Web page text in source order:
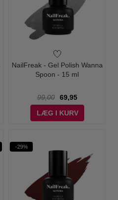
NailFreak - Gel Polish Wanna
Spoon - 15 ml
99,00
69,95
LÆG I KURV
-29%